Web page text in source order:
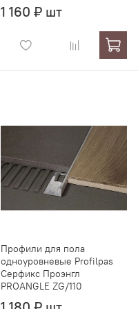
1 160 ₽ шт
Профили для пола
одноуровневые Profilpas
Серфикс Проэнгл
PROANGLE ZG/110